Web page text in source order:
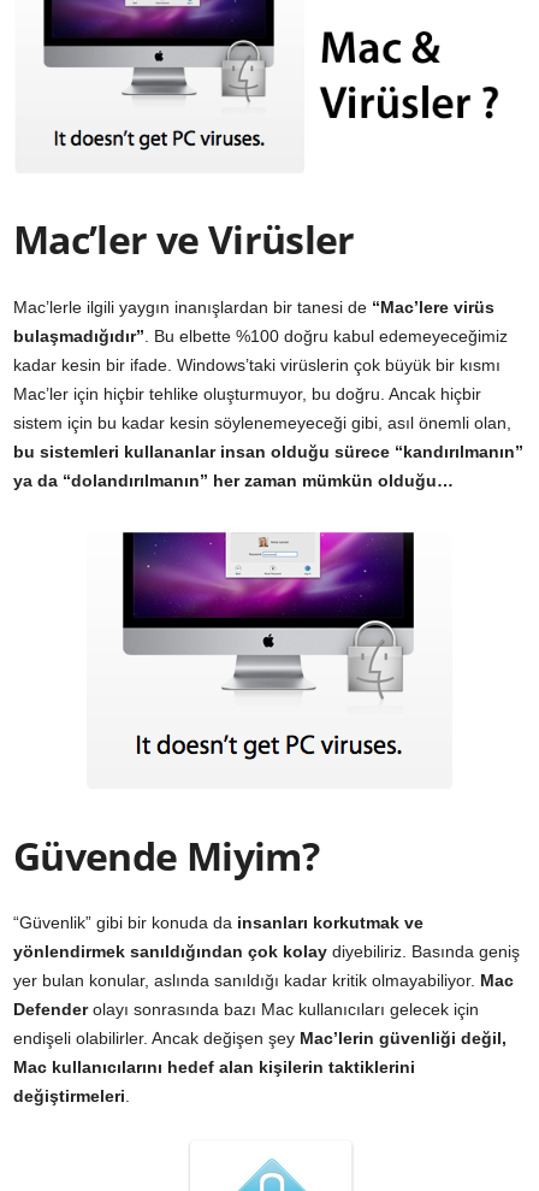
Mac’ler ve Virüsler
Mac’lerle ilgili yaygın inanışlardan bir tanesi de “Mac’lere virüs
bulaşmadığıdır”. Bu elbette %100 doğru kabul edemeyeceğimiz
kadar kesin bir ifade. Windows’taki virüslerin çok büyük bir kısmı
Mac’ler için hiçbir tehlike oluşturmuyor, bu doğru. Ancak hiçbir
sistem için bu kadar kesin söylenemeyeceği gibi, asıl önemli olan,
bu sistemleri kullananlar insan olduğu sürece “kandırılmanın”
ya da “dolandırılmanın” her zaman mümkün olduğu…
Güvende Miyim?
“Güvenlik” gibi bir konuda da insanları korkutmak ve
yönlendirmek sanıldığından çok kolay diyebiliriz. Basında geniş
yer bulan konular, aslında sanıldığı kadar kritik olmayabiliyor. Mac
Defenderolayı sonrasında bazı Mac kullanıcıları gelecek için
endişeli olabilirler. Ancak değişen şey Mac’lerin güvenliği değil,
Mac kullanıcılarını hedef alan kişilerin taktiklerini
değiştirmeleri.